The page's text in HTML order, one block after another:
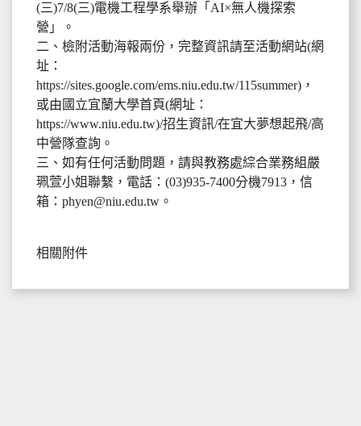
(三)7/8(三)電機工程學系舉辦「AI×無人機探索
營」。
二、檢附活動海報兩份，完整資訊請至活動網站(網
址：
https://sites.google.com/ems.niu.edu.tw/115summer)，
或由國立宜蘭大學首頁(網址：
https://www.niu.edu.tw)/招生資訊/在宜大夢想起飛/高
中營隊查詢。
三、如有任何活動問題，請與教務處綜合業務組嚴
珮萱小姐聯繫，電話：(03)935-7400分機7913，信
箱：phyen@niu.edu.tw。
相關附件